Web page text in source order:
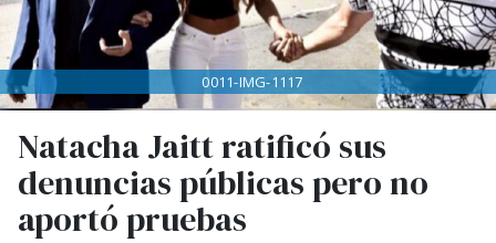
Natacha Jaitt ratificó sus
denuncias públicas pero no
aportó pruebas
0011-IMG-1117